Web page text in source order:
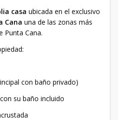
casa ubicada en el exclusivo
Cana una de las zonas más
Punta Cana.
con baño privado)
su baño incluido